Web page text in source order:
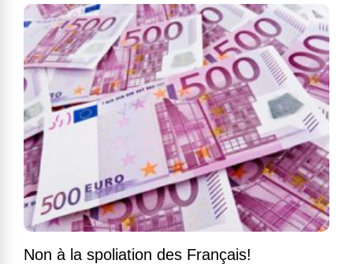
Non à la spoliation des Français!